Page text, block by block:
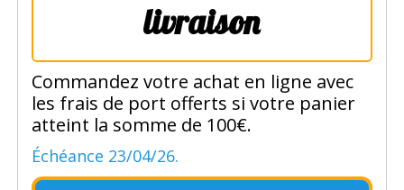
livraison
Commandez votre achat en ligne avec
les frais de port offerts si votre panier
atteint la somme de 100€.
Échéance 23/04/26.